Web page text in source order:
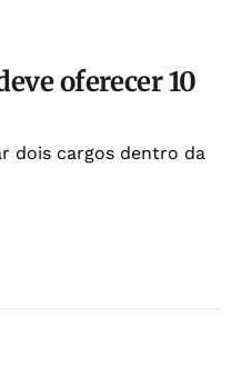
oferecer 10
dois cargos dentro da